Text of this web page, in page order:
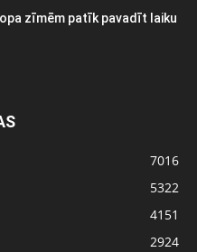
zīmēm patīk pavadīt laiku
7016
5322
4151
2924